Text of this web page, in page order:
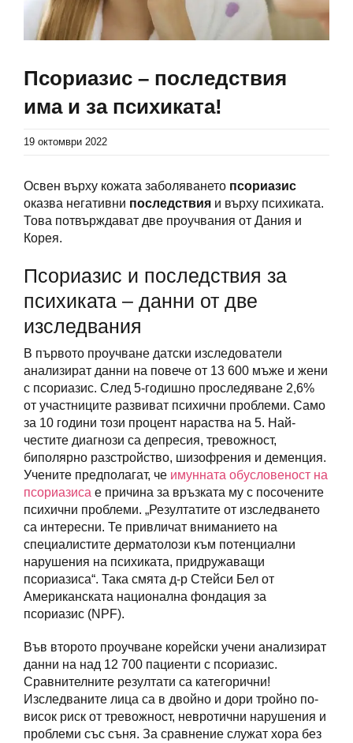
Псориазис – последствия
има и за психиката!
19 октомври 2022
Освен върху кожата заболяването псориазис
оказва негативни последствия и върху психиката.
Това потвърждават две проучвания от Дания и
Корея.
Псориазис и последствия за
психиката – данни от две
изследвания
В първото проучване датски изследователи
анализират данни на повече от 13 600 мъже и жени
с псориазис. След 5-годишно проследяване 2,6%
от участниците развиват психични проблеми. Само
за 10 години този процент нараства на 5. Най-
честите диагнози са депресия, тревожност,
биполярно разстройство, шизофрения и деменция.
Учените предполагат, че имунната обусловеност на
псориазиса е причина за връзката му с посочените
психични проблеми. „Резултатите от изследването
са интересни. Те привличат вниманието на
специалистите дерматолози към потенциални
нарушения на психиката, придружаващи
псориазиса“. Така смята д-р Стейси Бел от
Американската национална фондация за
псориазис (NPF).
Във второто проучване корейски учени анализират
данни на над 12 700 пациенти с псориазис.
Сравнителните резултати са категорични!
Изследваните лица са в двойно и дори тройно по-
висок риск от тревожност, невротични нарушения и
проблеми със съня. За сравнение служат хора без